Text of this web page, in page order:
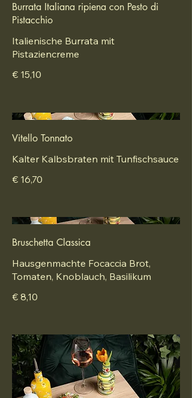
Burrata Italiana ripiena con Pesto di
Pistacchio
Italienische Burrata mit
Pistaziencreme
€ 15,10
Vitello Tonnato
Kalter Kalbsbraten mit Tunfischsauce
€ 16,70
Bruschetta Classica
Hausgenmachte Focaccia Brot,
Tomaten, Knoblauch, Basilikum
€ 8,10